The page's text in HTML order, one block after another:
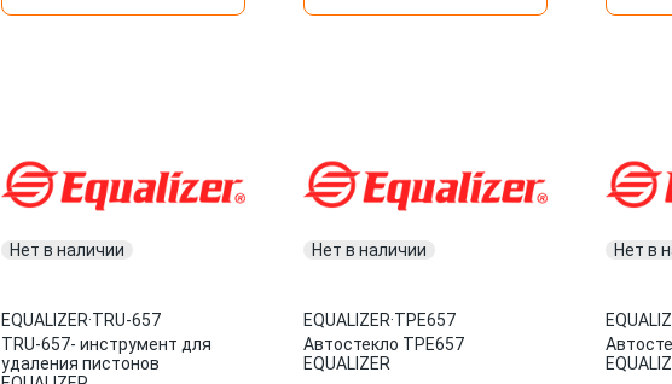
Нет в наличии
EQUALIZER·TRU-657
TRU-657- инструмент для
удаления пистонов
Нет в наличии
EQUALIZER·TPE657
Автостекло TPE657
EQUALIZER
Нет в